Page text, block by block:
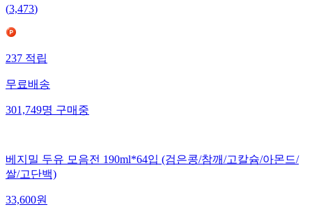
(3,473)
237 적립
무료배송
301,749명 구매중
베지밀 두유 모음전 190ml*64입 (검은콩/참깨/고칼슘/아몬드/
쌀/고단백)
33,600원